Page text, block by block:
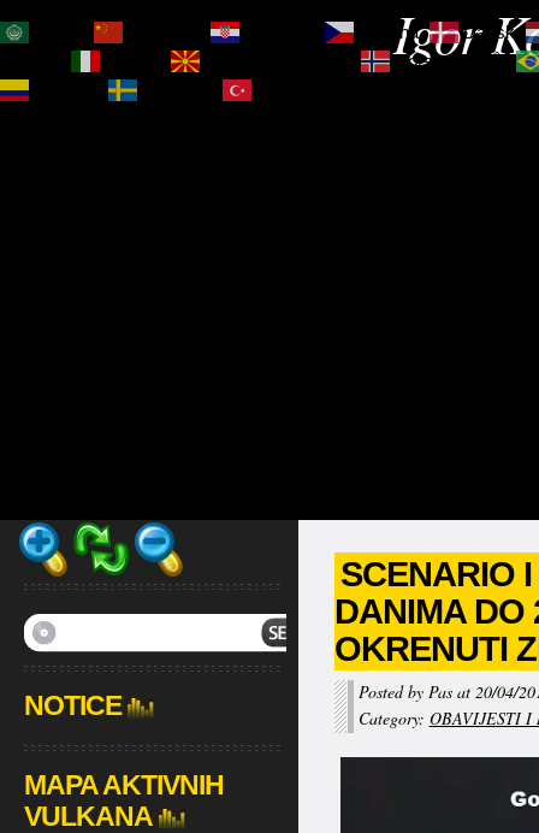
Igor
SCENARIO
DANIMA DO
OKRENUTI
Posted by Pas at 20/04/
Category: OBAVIJESTI I
NOTICE
MAPA AKTIVNIH
VULKANA
Čeština‎
Dansk
Norsk bokmål